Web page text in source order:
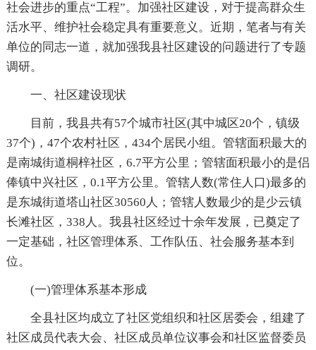
社会进步的重点“工程”。加强社区建设，对于提高群众生
活水平、维护社会稳定具有重要意义。近期，笔者与有关
单位的同志一道，就加强我县社区建设的问题进行了专题
调研。
一、社区建设现状
目前，我县共有57个城市社区(其中城区20个，镇级
37个)，47个农村社区，434个居民小组。管辖面积最大的
是南城街道桐梓社区，6.7平方公里；管辖面积最小的是侣
俸镇中兴社区，0.1平方公里。管辖人数(常住人口)最多的
是东城街道塔山社区30560人；管辖人数最少的是少云镇
长滩社区，338人。我县社区经过十余年发展，已奠定了
一定基础，社区管理体系、工作队伍、社会服务基本到
位。
(一)管理体系基本形成
全县社区均成立了社区党组织和社区居委会，组建了
社区成员代表大会、社区成员单位议事会和社区监督委员